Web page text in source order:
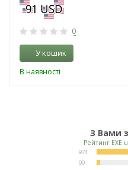
0
У кошик
В наявності
З Вами